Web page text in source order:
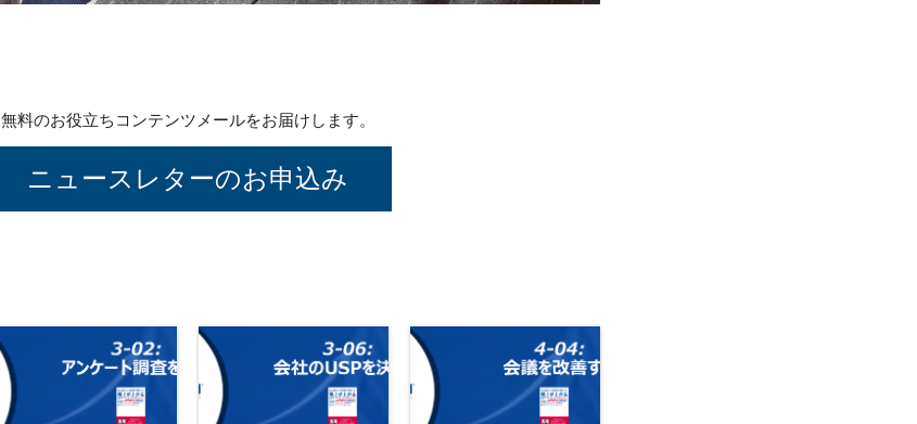
無料のお役立ちコンテンツメールをお届けします。
ニュースレターのお申込み